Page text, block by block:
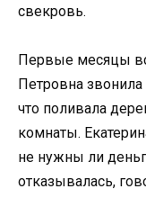
свекровь.
Первые месяцы
Петровна
что поливала
комнаты.
не нужны ли
отказывалась,